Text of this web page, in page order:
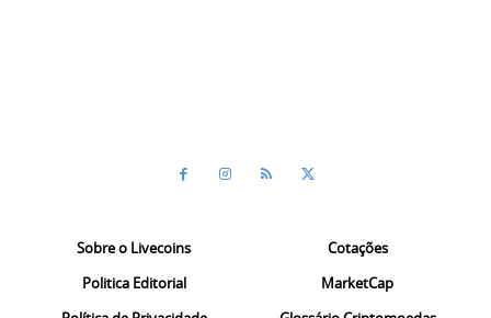
Sobre o Livecoins
Politica Editorial
Cotações
MarketCap